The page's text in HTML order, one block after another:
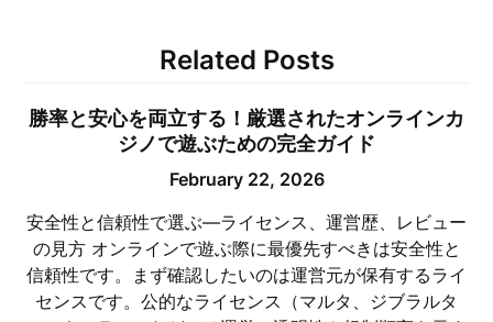
Related Posts
勝率と安心を両立する！厳選されたオンラインカ
ジノで遊ぶための完全ガイド
February 22, 2026
安全性と信頼性で選ぶ—ライセンス、運営歴、レビュー
の見方 オンラインで遊ぶ際に最優先すべきは安全性と
信頼性です。まず確認したいのは運営元が保有するライ
センスです。公的なライセンス（マルタ、ジブラルタ